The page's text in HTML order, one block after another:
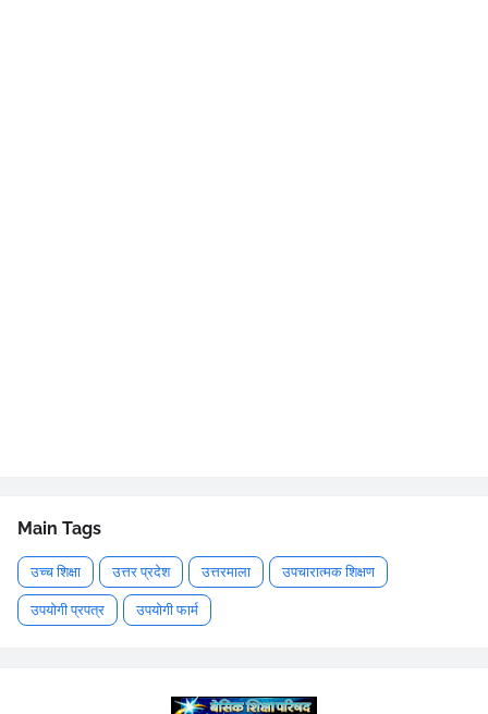
Main Tags
उच्च शिक्षा उत्तर प्रदेश उत्तरमाला उपचारात्मक शिक्षण
उपयोगी प्रपत्र उपयोगी फार्म